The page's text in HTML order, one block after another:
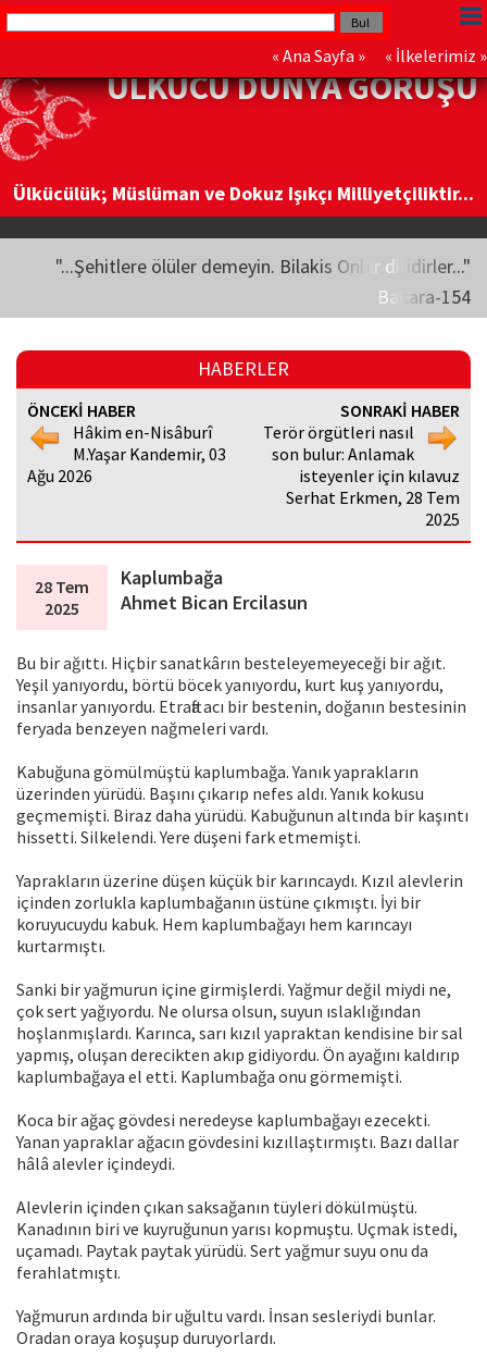
« Ana Sayfa » « İlkelerimiz »
ÜLKÜCÜ DÜNYA GÖRÜŞÜ
Ülkücülük; Müslüman ve Dokuz Işıkçı Milliyetçiliktir...
"...Şehitlere ölüler demeyin. Bilakis Onlar diridirler..."
Bakara-154
HABERLER
ÖNCEKİ HABER
Hâkim en-Nisâburî
M.Yaşar Kandemir, 03
Ağu 2026
SONRAKİ HABER
Terör örgütleri nasıl
son bulur: Anlamak
isteyenler için kılavuz
Serhat Erkmen, 28 Tem
2025
28 Tem
2025
Kaplumbağa
Ahmet Bican Ercilasun
Bu bir ağıttı. Hiçbir sanatkârın besteleyemeyeceği bir ağıt.
Yeşil yanıyordu, börtü böcek yanıyordu, kurt kuş yanıyordu,
insanlar yanıyordu. Etrafta acı bir bestenin, doğanın bestesinin
feryada benzeyen nağmeleri vardı.
Kabuğuna gömülmüştü kaplumbağa. Yanık yaprakların
üzerinden yürüdü. Başını çıkarıp nefes aldı. Yanık kokusu
geçmemişti. Biraz daha yürüdü. Kabuğunun altında bir kaşıntı
hissetti. Silkelendi. Yere düşeni fark etmemişti.
Yaprakların üzerine düşen küçük bir karıncaydı. Kızıl alevlerin
içinden zorlukla kaplumbağanın üstüne çıkmıştı. İyi bir
koruyucuydu kabuk. Hem kaplumbağayı hem karıncayı
kurtarmıştı.
Sanki bir yağmurun içine girmişlerdi. Yağmur değil miydi ne,
çok sert yağıyordu. Ne olursa olsun, suyun ıslaklığından
hoşlanmışlardı. Karınca, sarı kızıl yapraktan kendisine bir sal
yapmış, oluşan derecikten akıp gidiyordu. Ön ayağını kaldırıp
kaplumbağaya el etti. Kaplumbağa onu görmemişti.
Koca bir ağaç gövdesi neredeyse kaplumbağayı ezecekti.
Yanan yapraklar ağacın gövdesini kızıllaştırmıştı. Bazı dallar
hâlâ alevler içindeydi.
Alevlerin içinden çıkan saksağanın tüyleri dökülmüştü.
Kanadının biri ve kuyruğunun yarısı kopmuştu. Uçmak istedi,
uçamadı. Paytak paytak yürüdü. Sert yağmur suyu onu da
ferahlatmıştı.
Yağmurun ardında bir uğultu vardı. İnsan sesleriydi bunlar.
Oradan oraya koşuşup duruyorlardı.